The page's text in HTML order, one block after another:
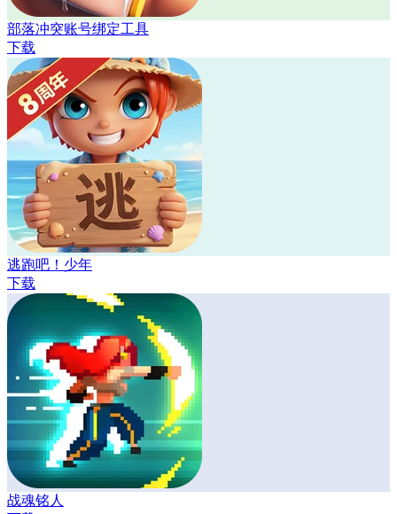
部落冲突账号绑定工具
下载
逃跑吧！少年
下载
战魂铭人